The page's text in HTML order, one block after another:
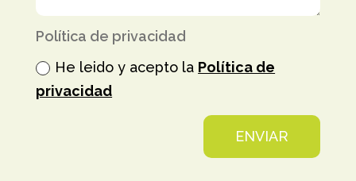
Política de privacidad
He leido y acepto la Política de
privacidad
ENVIAR